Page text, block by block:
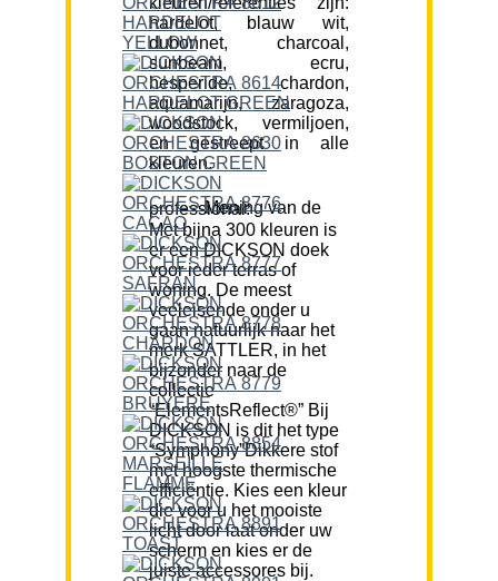
hardelot, blauw wit,
dubonnet, charcoal,
sunbeam, ecru,
hesperide, chardon,
aquamarijn, zaragoza,
woodstock, vermiljoen,
en gestreept in alle
kleuren.
Mening van de professional:
Met bijna 300 kleuren is
er een DICKSON doek
voor ieder terras of
woning. De meest
veeleisende onder u
gaan natuurlijk naar het
merk SATTLER, in het
bijzonder naar de
collectie
“ElementsReflect®” Bij
DICKSON is dit het type
“Symphony”Dikkere stof
met hoogste thermische
efficiëntie. Kies een kleur
die voor u het mooiste
licht door laat onder uw
scherm en kies er de
juiste accessores bij.